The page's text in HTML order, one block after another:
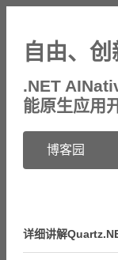
自由、
.NET
能原生应用
博客园
详细讲解